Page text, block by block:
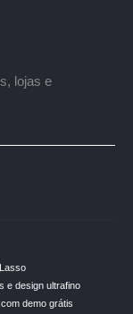
lojas e
e design ultrafino
demo grátis